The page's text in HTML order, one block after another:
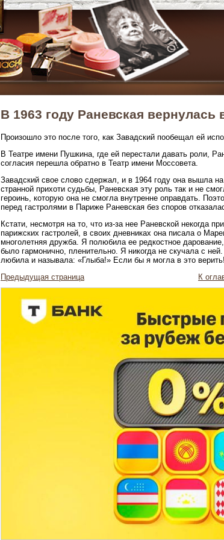
В 1963 году Раневская
Произошло это после того, как Завадский пообещал ей
В Театре имени Пушкина, где ей перестали давать роли,
согласия перешла обратно в Театр имени Моссовета.
Завадский свое слово сдержал, и в 1964 году она вышла
странной прихоти судьбы, Раневская эту роль так и не
героинь, которую она не смогла внутренне оправдать.
перед гастролями в Париже Раневская без споров
Кстати, несмотря на то, что из-за нее Раневской некогда
парижских гастролей, в своих дневниках она писала о
многолетняя дружба. Я полюбила ее редкостное
было гармонично, пленительно. Я никогда не скучала с
любила и называла: «Глыба!» Если бы я могла в это
Предыдущая страница
К